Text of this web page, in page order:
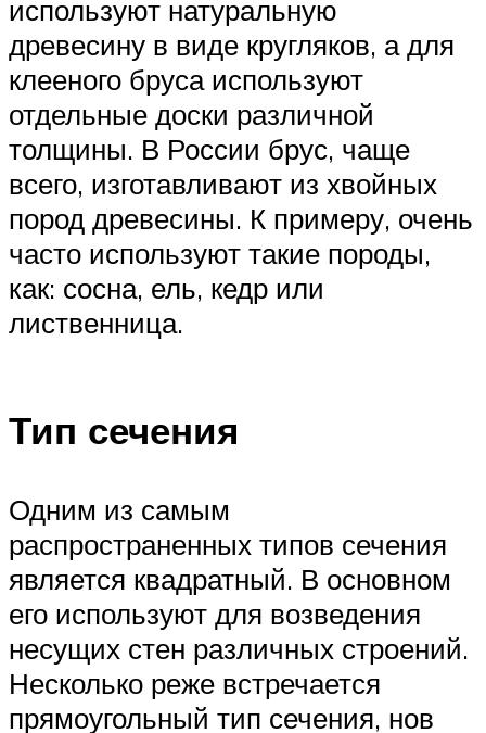
используют натуральную
древесину в виде кругляков, а для
клееного бруса используют
отдельные доски различной
толщины. В России брус, чаще
всего, изготавливают из хвойных
пород древесины. К примеру, очень
часто используют такие породы,
как: сосна, ель, кедр или
лиственница.
Тип сечения
Одним из самым
распространенных типов сечения
является квадратный. В основном
его используют для возведения
несущих стен различных строений.
Несколько реже встречается
прямоугольный тип сечения, нов